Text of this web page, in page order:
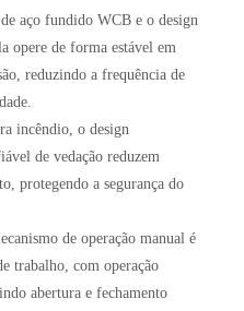
aço fundido WCB e o design
opere de forma estável em
reduzindo a frequência de
incêndio, o design
de vedação reduzem
protegendo a segurança do
de operação manual é
trabalho, com operação
abertura e fechamento